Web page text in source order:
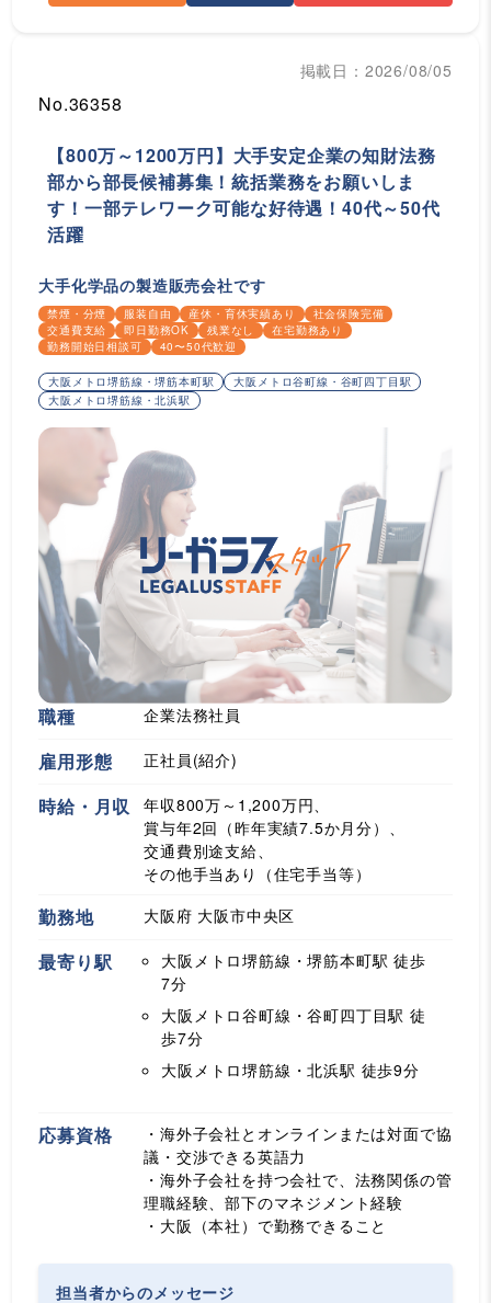
掲載日：2026/08/05
No.36358
【800万～1200万円】大手安定企業の知財法務
部から部長候補募集！統括業務をお願いしま
す！一部テレワーク可能な好待遇！40代～50代
活躍
大手化学品の製造販売会社です
禁煙・分煙 服装自由 産休・育休実績あり
社会保険完備
交通費支給
即日勤務OK 残業なし
在宅勤務あり
勤務開始日相談可
40〜50代歓迎
大阪メトロ堺筋線・堺筋本町駅
大阪メトロ谷町線・谷町四丁目駅
大阪メトロ堺筋線・北浜駅
職種 企業法務社員
雇用形態 正社員(紹介)
時給・月収
年収800万～1,200万円、
賞与年2回（昨年実績7.5か月分）、
交通費別途支給、
その他手当あり（住宅手当等）
勤務地 大阪府 大阪市中央区
最寄り駅 大阪メトロ堺筋線・堺筋本町駅 徒歩
7分
大阪メトロ谷町線・谷町四丁目駅 徒
歩7分
大阪メトロ堺筋線・北浜駅 徒歩9分
応募資格
・海外子会社とオンラインまたは対面で協
議・交渉できる英語力
・海外子会社を持つ会社で、法務関係の管
理職経験、部下のマネジメント経験
・大阪（本社）で勤務できること
担当者からのメッセージ